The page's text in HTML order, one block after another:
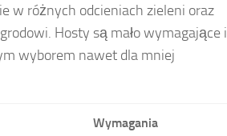
w różnych odcieniach zieleni oraz
Hosty są mało wymagające i
wyborem nawet dla mniej
Wymagania